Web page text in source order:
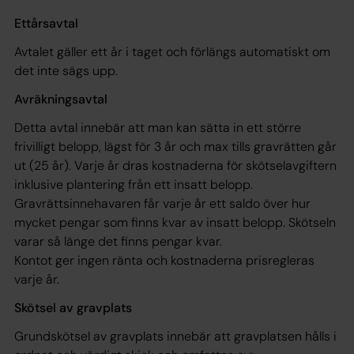
Ettårsavtal
Avtalet gäller ett år i taget och förlängs automatiskt om
det inte sägs upp.
Avräkningsavtal
Detta avtal innebär att man kan sätta in ett större
frivilligt belopp, lägst för 3 år och max tills gravrätten går
ut (25 år). Varje år dras kostnaderna för skötselavgiftern
inklusive plantering från ett insatt belopp.
Gravrättsinnehavaren får varje år ett saldo över hur
mycket pengar som finns kvar av insatt belopp. Skötseln
varar så länge det finns pengar kvar.
Kontot ger ingen ränta och kostnaderna prisregleras
varje år.
Skötsel av gravplats
Grundskötsel av gravplats innebär att gravplatsen hålls i